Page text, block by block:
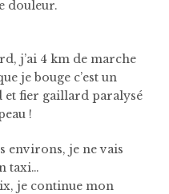
douleur.
j’ai 4 km de marche
je bouge c’est un
et fier gaillard paralysé
!
environs, je ne vais
taxi…
je continue mon